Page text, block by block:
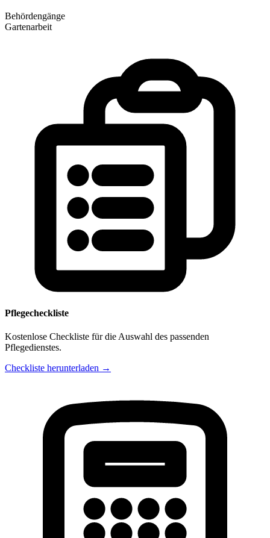
Behördengänge
Gartenarbeit
Pflegecheckliste
Kostenlose Checkliste für die Auswahl des passenden
Pflegedienstes.
Checkliste herunterladen →